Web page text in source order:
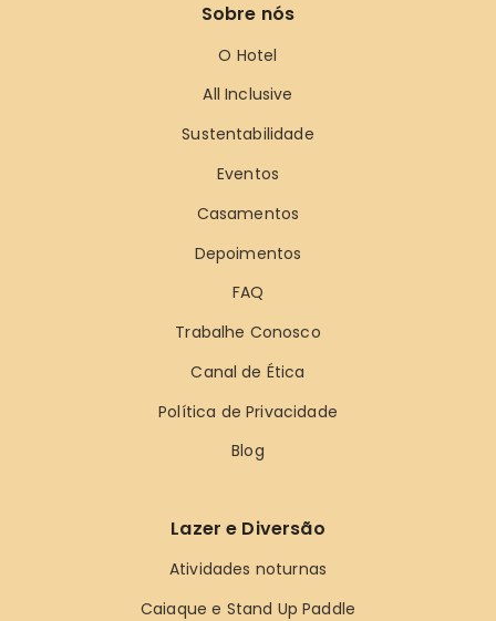
Sobre nós
O Hotel
All Inclusive
Sustentabilidade
Eventos
Casamentos
Depoimentos
FAQ
Trabalhe Conosco
Canal de Ética
Política de Privacidade
Blog
Lazer e Diversão
Atividades noturnas
Caiaque e Stand Up Paddle